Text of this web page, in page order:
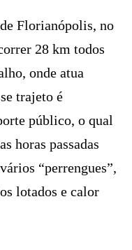
Florianópolis, no
28 km todos
onde atua
trajeto é
público, o qual
horas passadas
“perrengues”,
lotados e calor